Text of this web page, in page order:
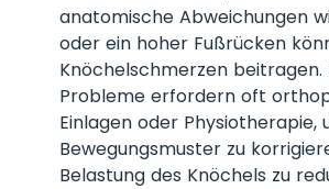
anatomische Abweichungen
oder ein hoher Fußrücken
Knöchelschmerzen beitragen.
Probleme erfordern oft
Einlagen oder Physiotherapie,
Bewegungsmuster zu
Belastung des Knöchels zu